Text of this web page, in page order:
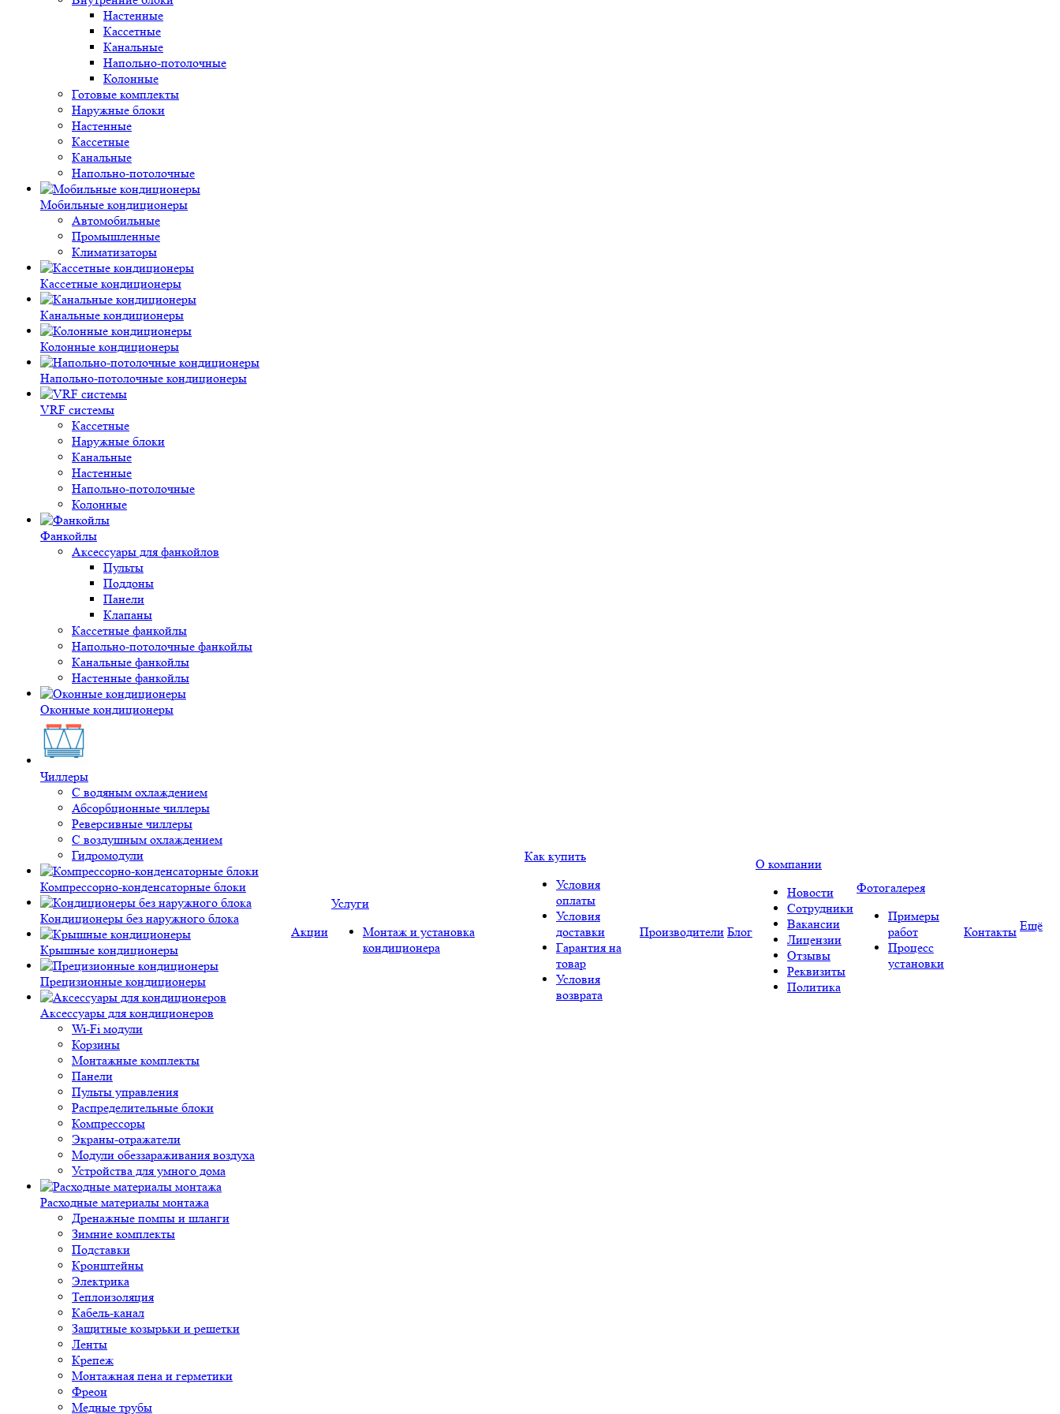
Настенные
Кассетные
Канальные
Напольно-потолочные
Колонные
Готовые комплекты
Наружные блоки
Настенные
Кассетные
Канальные
Напольно-потолочные
Мобильные кондиционеры
Автомобильные
Промышленные
Климатизаторы
Кассетные кондиционеры
Канальные кондиционеры
Колонные кондиционеры
Напольно-потолочные кондиционеры
VRF системы
Кассетные
Наружные блоки
Канальные
Настенные
Напольно-потолочные
Колонные
Фанкойлы
Аксессуары для фанкойлов
Пульты
Поддоны
Панели
Клапаны
Кассетные фанкойлы
Напольно-потолочные фанкойлы
Канальные фанкойлы
Настенные фанкойлы
Оконные кондиционеры
Чиллеры
С водяным охлаждением
Абсорбционные чиллеры
Реверсивные чиллеры
С воздушным охлаждением
Гидромодули
Компрессорно-конденсаторные блоки
Кондиционеры без наружного блока
Крышные кондиционеры
Прецизионные кондиционеры
Аксессуары для кондиционеров
Wi-Fi модули
Корзины
Монтажные комплекты
Панели
Пульты управления
Распределительные блоки
Компрессоры
Экраны-отражатели
Модули обеззараживания воздуха
Устройства для умного дома
Расходные материалы монтажа
Дренажные помпы и шланги
Зимние комплекты
Подставки
Кронштейны
Электрика
Теплоизоляция
Кабель-канал
Защитные козырьки и решетки
Ленты
Крепеж
Монтажная пена и герметики
Фреон
Медные трубы
Акции
Услуги
Монтаж и установка
кондиционера
Как купить
Условия
оплаты
Условия
доставки
Гарантия на
товар
Условия
возврата
Производители Блог
О компании
Новости
Сотрудники
Вакансии
Лицензии
Отзывы
Реквизиты
Политика
Фотогалерея
Примеры
работ
Процесс
установки
Контакты Ещё